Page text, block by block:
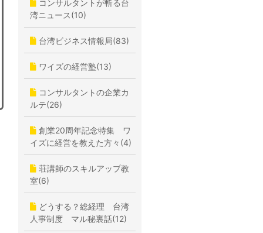
コンサルタントが斬る台
湾ニュース(10)
台湾ビジネス情報局(83)
ワイズの経営塾(13)
コンサルタントの企業カ
ルテ(26)
創業20周年記念特集 ワ
イズに経営を教えた方々(4)
荘講師のスキルアップ教
室(6)
どうする？総経理 台湾
人事制度 マル秘裏話(12)